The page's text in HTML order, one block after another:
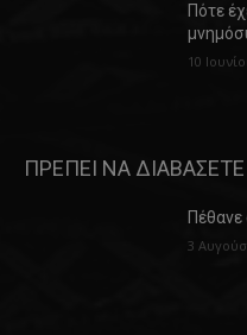
Πότε
10
ΠΡΕΠΕΙ ΝΑ ΔΙΑΒΑΣΕΤΕ
Πέθανε
3